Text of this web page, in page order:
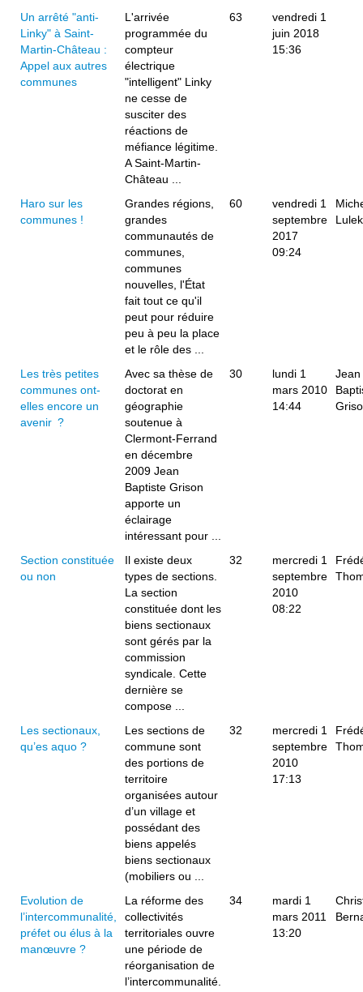
Un arrêté "anti-
Linky" à Saint-
Martin-Château :
Appel aux autres
communes
L'arrivée
programmée du
compteur
électrique
"intelligent" Linky
ne cesse de
susciter des
réactions de
méfiance légitime.
A Saint-Martin-
Château ...
63
vendredi 1
juin 2018
15:36
Haro sur les
communes !
Grandes régions,
grandes
communautés de
communes,
communes
nouvelles, l'État
fait tout ce qu'il
peut pour réduire
peu à peu la place
et le rôle des ...
60
vendredi 1
septembre
2017
09:24
Lulek
Les très petites
communes ont-
elles encore un
avenir ?
Avec sa thèse de
doctorat en
géographie
soutenue à
Clermont-Ferrand
en décembre
2009 Jean
Baptiste Grison
apporte un
éclairage
intéressant pour ...
30
lundi 1
mars 2010
14:44
Jean
Section constituée
ou non
Il existe deux
types de sections.
La section
constituée dont les
biens sectionaux
sont gérés par la
commission
syndicale. Cette
dernière se
compose ...
32
mercredi 1
septembre
2010
08:22
Les sectionaux,
qu’es aquo ?
Les sections de
commune sont
des portions de
territoire
organisées autour
d’un village et
possédant des
biens appelés
biens sectionaux
(mobiliers ou ...
32
mercredi 1
septembre
2010
17:13
Evolution de
l’intercommunalité,
préfet ou élus à la
manœuvre ?
La réforme des
collectivités
territoriales ouvre
une période de
réorganisation de
l’intercommunalité.
34
mardi 1
mars 2011
13:20